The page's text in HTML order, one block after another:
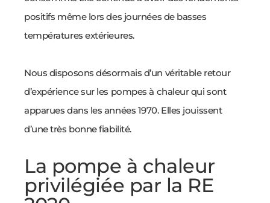
positifs même lors des journées de basses
températures extérieures.
Nous disposons désormais d’un véritable retour
d’expérience sur les pompes à chaleur qui sont
apparues dans les années 1970. Elles jouissent
d’une très bonne fiabilité.
La pompe à chaleur
privilégiée par la RE